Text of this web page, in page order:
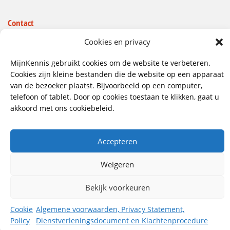
Cookies en privacy
MijnKennis gebruikt cookies om de website te verbeteren.
Cookies zijn kleine bestanden die de website op een apparaat
van de bezoeker plaatst. Bijvoorbeeld op een computer,
telefoon of tablet. Door op cookies toestaan te klikken, gaat u
akkoord met ons cookiebeleid.
Accepteren
Weigeren
Bekijk voorkeuren
Cookie
Policy
Algemene voorwaarden, Privacy Statement,
Dienstverleningsdocument en Klachtenprocedure
Contact
Wij hebben vestigingen in:
085 - 485 4111
info@mijnkennis.nl
Volg ons
Algemene Voorwaarden, Privacy
Statement, Dienstverleningsdocument en
Klachtenprocedure